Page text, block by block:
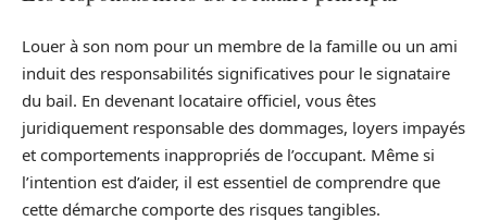
Louer à son nom pour un membre de la famille ou un ami
induit des responsabilités significatives pour le signataire
du bail. En devenant locataire officiel, vous êtes
juridiquement responsable des dommages, loyers impayés
et comportements inappropriés de l’occupant. Même si
l’intention est d’aider, il est essentiel de comprendre que
cette démarche comporte des risques tangibles.